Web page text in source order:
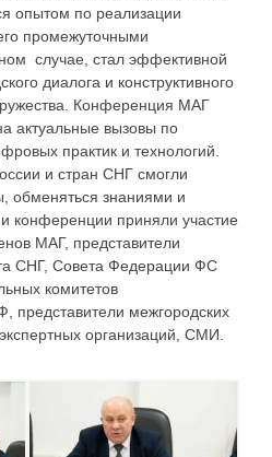
опытом по реализации
промежуточными
случае, стал эффективной
диалога и конструктивного
Конференция МАГ
актуальные вызовы по
практик и технологий.
и стран СНГ смогли
обменяться знаниями и
конференции приняли участие
МАГ, представители
СНГ, Совета Федерации ФС
комитетов
представители межгородских
организаций, СМИ.